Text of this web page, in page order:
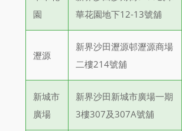
園
華花園地下12-13號舖
瀝源
新界沙田瀝源邨瀝源商場
二樓214號舖
新城市
廣場
新界沙田新城市廣場一期
3樓307及307A號舖